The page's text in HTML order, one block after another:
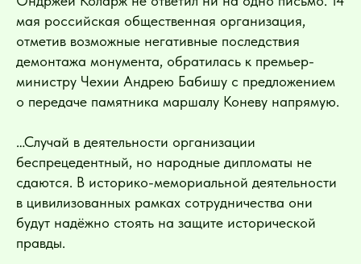
мая российская общественная организация,
отметив возможные негативные последствия
демонтажа монумента, обратилась к премьер-
министру Чехии Андрею Бабишу с предложением
о передаче памятника маршалу Коневу напрямую.
…Случай в деятельности организации
беспрецедентный, но народные дипломаты не
сдаются. В историко-мемориальной деятельности
в цивилизованных рамках сотрудничества они
будут надёжно стоять на защите исторической
правды.